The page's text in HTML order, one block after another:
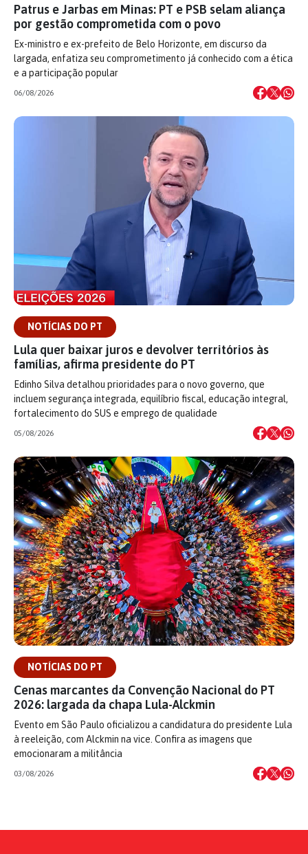
Patrus e Jarbas em Minas: PT e PSB selam aliança
por gestão comprometida com o povo
Ex-ministro e ex-prefeito de Belo Horizonte, em discurso da
largada, enfatiza seu comprometimento já conhecido com a ética
e a participação popular
06/08/2026
NOTÍCIAS DO PT
Lula quer baixar juros e devolver territórios às
famílias, afirma presidente do PT
Edinho Silva detalhou prioridades para o novo governo, que
incluem segurança integrada, equilíbrio fiscal, educação integral,
fortalecimento do SUS e emprego de qualidade
05/08/2026
NOTÍCIAS DO PT
Cenas marcantes da Convenção Nacional do PT
2026: largada da chapa Lula-Alckmin
Evento em São Paulo oficializou a candidatura do presidente Lula
à reeleição, com Alckmin na vice. Confira as imagens que
emocionaram a militância
03/08/2026